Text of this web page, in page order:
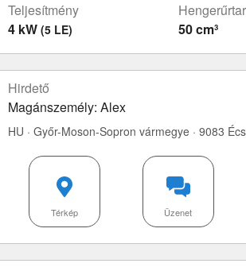
Teljesítmény
4 kW (5 LE)
50 cm³
Hirdető
Magánszemély: Alex
HU · Győr-Moson-Sopron vármegye · 9083 Écs
Üzenet
Térkép